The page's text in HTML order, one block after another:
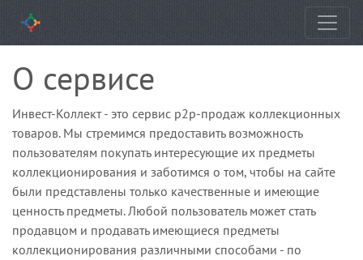
О сервисе
Инвест-Коллект - это сервис p2p-продаж коллекционных
товаров. Мы стремимся предоставить возможность
пользователям покупать интересующие их предметы
коллекционирования и заботимся о том, чтобы на сайте
были представлены только качественные и имеющие
ценность предметы. Любой пользователь может стать
продавцом и продавать имеющиеся предметы
коллекционирования различными способами - по